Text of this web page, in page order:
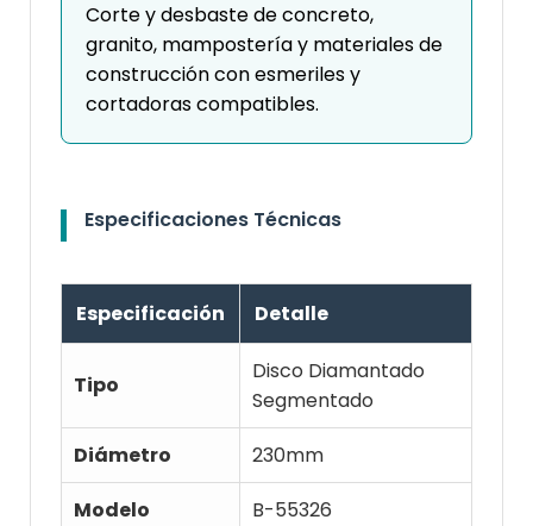
Corte y desbaste de concreto,
granito, mampostería y materiales de
construcción con esmeriles y
cortadoras compatibles.
Especificaciones Técnicas
Especificación Detalle
Tipo
Disco Diamantado
Segmentado
Diámetro
230mm
Modelo
B-55326